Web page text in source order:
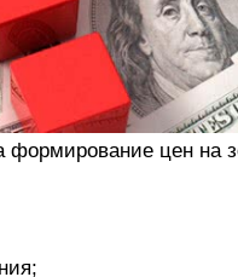
формирование цен на